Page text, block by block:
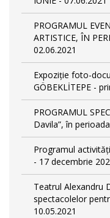
PROGRAMUL
ARTISTICE, ÎN
02.06.2021
Expoziție foto-
GÖBEKLİTEPE -
PROGRAMUL
Davila”, în
Programul
- 17 decembrie
Teatrul Alexandru
spectacolelor
10.05.2021